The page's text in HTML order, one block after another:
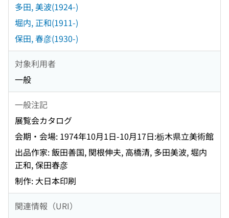
多田, 美波(1924-)
堀内, 正和(1911-)
保田, 春彦(1930-)
対象利用者
一般
一般注記
展覧会カタログ
会期・会場: 1974年10月1日-10月17日:栃木県立美術館
出品作家: 飯田善国, 関根伸夫, 高橋清, 多田美波, 堀内
正和, 保田春彦
制作: 大日本印刷
関連情報（URI）